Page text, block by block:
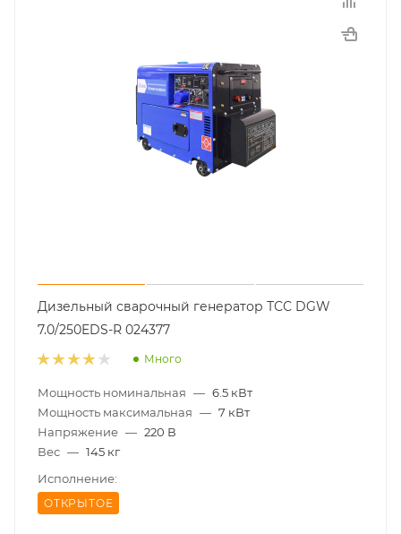
Дизельный сварочный генератор ТСС DGW
7.0/250EDS-R 024377
Много
Мощность номинальная — 6.5 кВт
Мощность максимальная — 7 кВт
Напряжение — 220 В
Вес — 145 кг
Исполнение:
ОТКРЫТОЕ